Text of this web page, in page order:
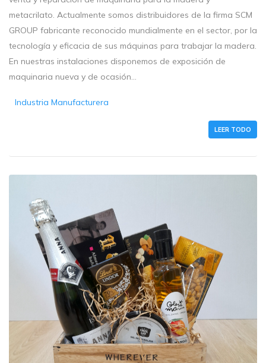
metacrilato. Actualmente somos distribuidores de la firma SCM
GROUP fabricante reconocido mundialmente en el sector, por la
tecnología y eficacia de sus máquinas para trabajar la madera.
En nuestras instalaciones disponemos de exposición de
maquinaria nueva y de ocasión...
Industria Manufacturera
LEER TODO